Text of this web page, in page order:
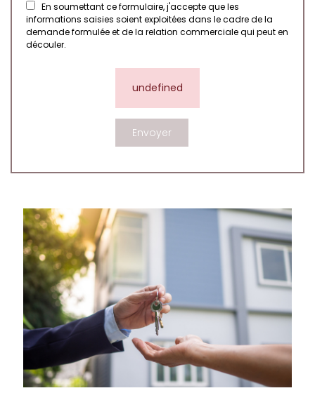
En soumettant ce formulaire, j'accepte que les
informations saisies soient exploitées dans le cadre de la
demande formulée et de la relation commerciale qui peut en
découler.
undefined